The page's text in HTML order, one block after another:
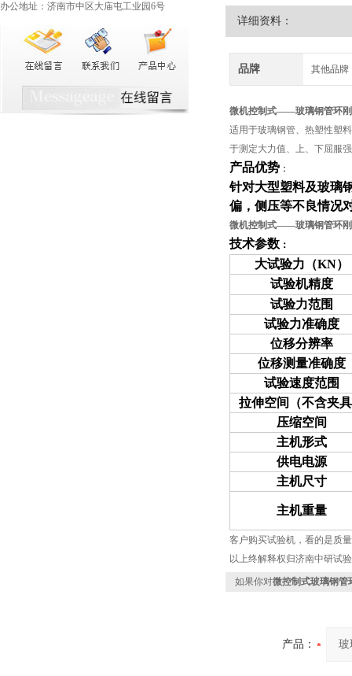
办公地址：济南市中区大庙屯工业园6号
详细资料：
品牌 其他品牌
微机控制式——玻璃钢管环
适用于玻璃钢管、热塑性塑
于测定大力值、上、下屈服
产品优势 ：
针对大型塑料及玻璃
偏，侧压等不良情况
微机控制式——玻璃钢管环
技术参数 ：
大试验力 （KN）
试验机精度
试验力范围
试验力准确度
位移分辨率
位移测量准确度
试验速度范围
拉伸空间（不含夹
压缩空间
主机形式
供电电源
主机尺寸
主机重量
客户购买试验机，看的是质
以上终解释权归济南中研试
如果你对微控制式玻璃钢管
产品：